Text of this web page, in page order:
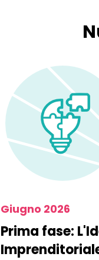
Giugno 2026
Prima fase: